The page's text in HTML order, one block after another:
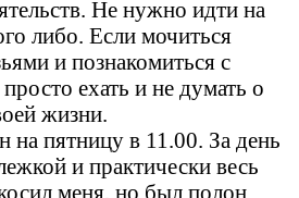
Не нужно идти на
либо. Если мочиться
и познакомиться с
ехать и не думать о
жизни.
на пятницу в 11.00. За день
и практически весь
меня, но был полон